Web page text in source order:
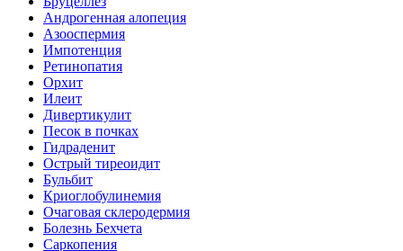
Андрогенная алопеция
Азооспермия
Импотенция
Ретинопатия
Орхит
Илеит
Дивертикулит
Песок в почках
Гидраденит
Острый тиреоидит
Бульбит
Криоглобулинемия
Очаговая склеродермия
Болезнь Бехчета
Саркопения